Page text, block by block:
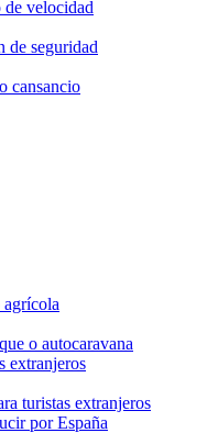
velocidad
de seguridad
cansancio
o autocaravana
extranjeros
turistas extranjeros
por España